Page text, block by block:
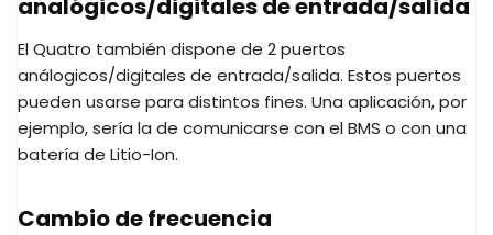
El Quatro también dispone de 2 puertos
análogicos/digitales de entrada/salida. Estos puertos
pueden usarse para distintos fines. Una aplicación, por
ejemplo, sería la de comunicarse con el BMS o con una
batería de Litio-Ion.
Cambio de frecuencia